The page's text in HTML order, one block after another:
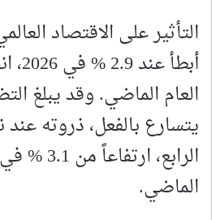
التأثير على الاقتصاد
العام الماضي. وقد يبلغ
الرابع،
الماضي.